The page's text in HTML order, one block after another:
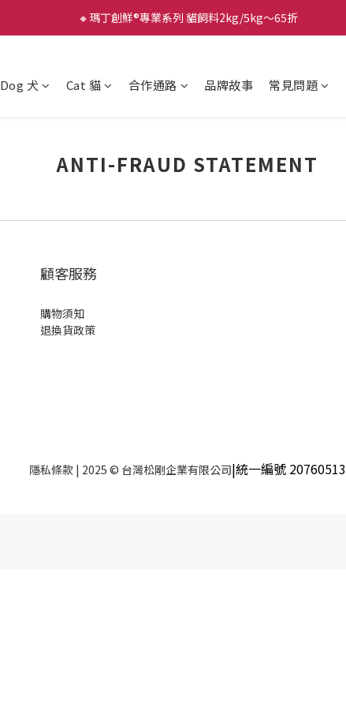
🔸瑪丁創鮮®專業系列 貓飼料2kg/5kg～65折
Dog 犬 Cat 貓 合作通路 品牌故事 常見問題
ANTI-FRAUD STATEMENT
顧客服務
購物須知
退換貨政策
隱私條款 | 2025 © 台灣松剛企業有限公司|統一編號 20760513